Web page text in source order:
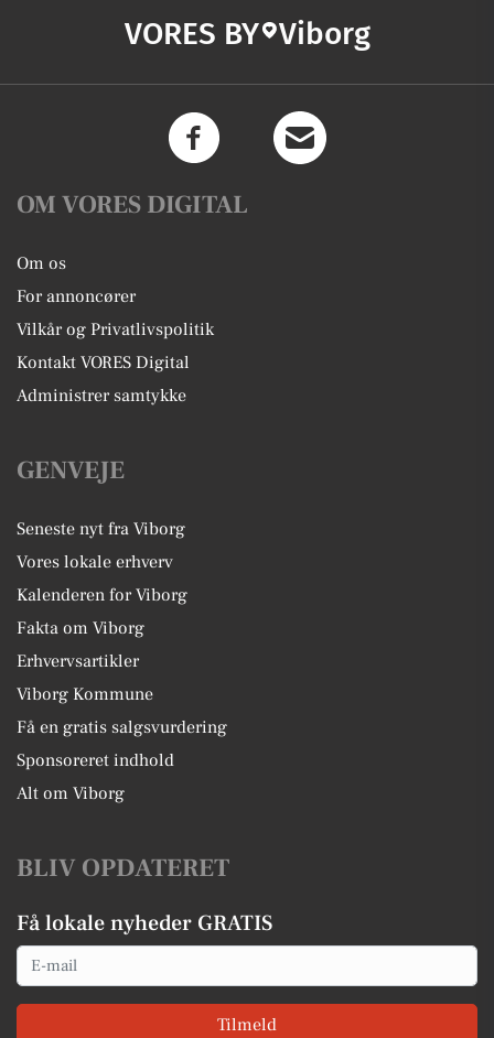
VORES BY Viborg
OM VORES DIGITAL
Om os
For annoncører
Vilkår og Privatlivspolitik
Kontakt VORES Digital
Administrer samtykke
GENVEJE
Seneste nyt fra Viborg
Vores lokale erhverv
Kalenderen for Viborg
Fakta om Viborg
Erhvervsartikler
Viborg Kommune
Få en gratis salgsvurdering
Sponsoreret indhold
Alt om Viborg
BLIV OPDATERET
Få lokale nyheder GRATIS
Email
Tilmeld